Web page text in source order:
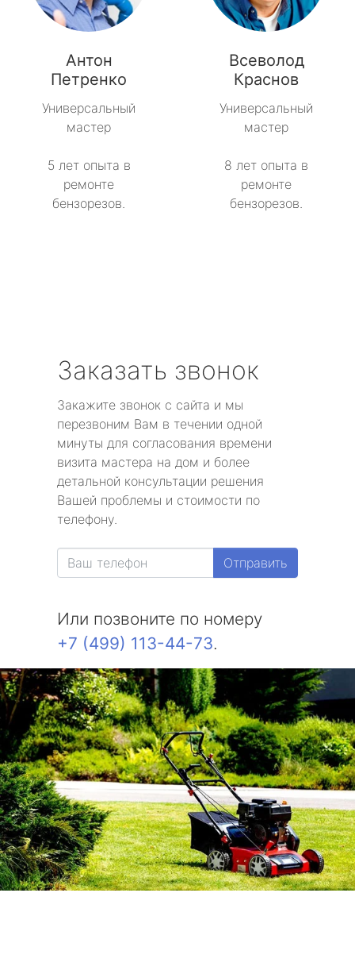
Антон
Петренко
Универсальный
мастер
5 лет опыта в
ремонте
бензорезов.
Всеволод
Краснов
Универсальный
мастер
8 лет опыта в
ремонте
бензорезов.
Заказать звонок
Закажите звонок с сайта и мы
перезвоним Вам в течении одной
минуты для согласования времени
визита мастера на дом и более
детальной консультации решения
Вашей проблемы и стоимости по
телефону.
Отправить
Или позвоните по номеру
+7 (499) 113-44-73.